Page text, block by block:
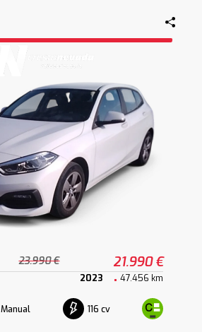
23.990 € 21.990 €
2023 47.456 km
Manual 116 cv